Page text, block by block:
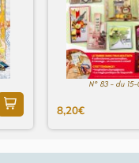
N° 83 - du
8,20€